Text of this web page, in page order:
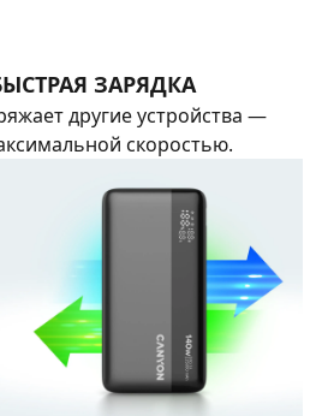
ЗАРЯДКА
другие устройства —
скоростью.